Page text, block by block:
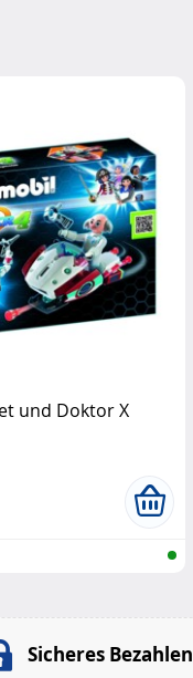
und Doktor X
Sicheres Bezahlen